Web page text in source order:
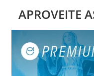
APROVEITE